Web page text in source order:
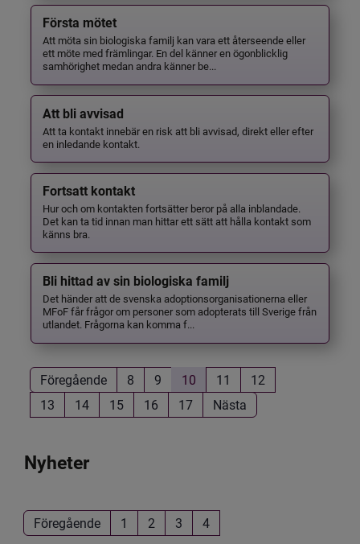
Första mötet
Att möta sin biologiska familj kan vara ett återseende eller
ett möte med främlingar. En del känner en ögonblicklig
samhörighet medan andra känner be...
Att bli avvisad
Att ta kontakt innebär en risk att bli avvisad, direkt eller efter
en inledande kontakt.
Fortsatt kontakt
Hur och om kontakten fortsätter beror på alla inblandade.
Det kan ta tid innan man hittar ett sätt att hålla kontakt som
känns bra.
Bli hittad av sin biologiska familj
Det händer att de svenska adoptionsorganisationerna eller
MFoF får frågor om personer som adopterats till Sverige från
utlandet. Frågorna kan komma f...
Föregående 8 9 10 11
12
13
14 15 16 17 Nästa
Nyheter
Föregående 1 2 3 4